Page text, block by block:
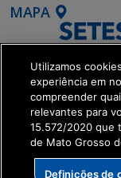
MAPA
SETDIG |
Utilizamos
experiência em
compreender
relevantes para
15.572/2020 que
de Mato Grosso
Definições de